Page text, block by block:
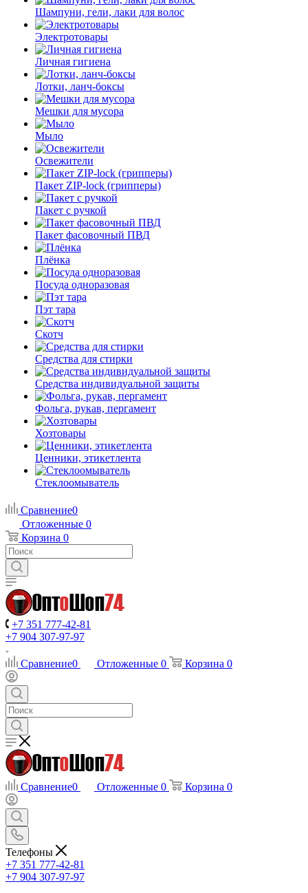
Шампуни, гели, лаки для волос
Электротовары
Личная гигиена
Лотки, ланч-боксы
Мешки для мусора
Мыло
Освежители
Пакет ZIP-lock (грипперы)
Пакет с ручкой
Пакет фасовочный ПВД
Плёнка
Посуда одноразовая
Пэт тара
Скотч
Средства для стирки
Средства индивидуальной защиты
Фольга, рукав, пергамент
Хозтовары
Ценники, этикетлента
Стеклоомыватель
Сравнение0
Отложенные 0
Корзина 0
+7 351 777-42-81
+7 904 307-97-97
Сравнение0 Отложенные 0 Корзина 0
Сравнение0 Отложенные 0 Корзина 0
Телефоны
+7 351 777-42-81
+7 904 307-97-97